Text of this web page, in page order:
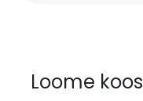
Loome koos